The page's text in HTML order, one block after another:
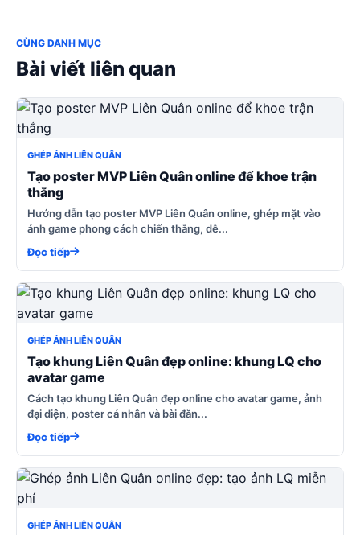
CÙNG DANH MỤC
Bài viết liên quan
GHÉP ẢNH LIÊN QUÂN
Tạo poster MVP Liên Quân online để khoe trận
thắng
Hướng dẫn tạo poster MVP Liên Quân online, ghép mặt vào
ảnh game phong cách chiến thắng, dễ...
Đọc tiếp
GHÉP ẢNH LIÊN QUÂN
Tạo khung Liên Quân đẹp online: khung LQ cho
avatar game
Cách tạo khung Liên Quân đẹp online cho avatar game, ảnh
đại diện, poster cá nhân và bài đăn...
Đọc tiếp
GHÉP ẢNH LIÊN QUÂN